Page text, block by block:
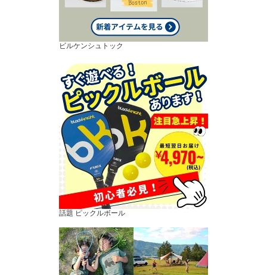
ビルケンシュトック
話題 ピックルボール